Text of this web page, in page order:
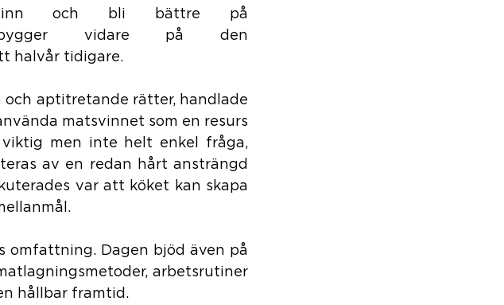
och bli bättre på
bygger vidare på den
halvår tidigare.
aptitretande rätter, handlade
matsvinnet som en resurs
men inte helt enkel fråga,
av en redan hårt ansträngd
var att köket kan skapa
omfattning. Dagen bjöd även på
arbetsrutiner
hållbar framtid.